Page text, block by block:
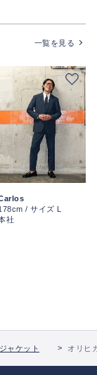
一覧を見る
/ サイズ L
社
ャケット オリヒ